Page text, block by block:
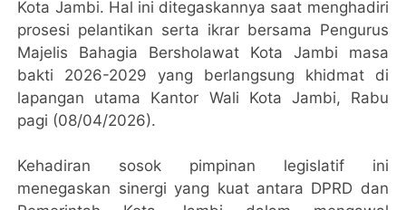
Kota Jambi. Hal ini ditegaskannya saat menghadiri
prosesi pelantikan serta ikrar bersama Pengurus
Majelis Bahagia Bersholawat Kota Jambi masa
bakti 2026-2029 yang berlangsung khidmat di
lapangan utama Kantor Wali Kota Jambi, Rabu
pagi (08/04/2026).
Kehadiran sosok pimpinan legislatif ini
menegaskan sinergi yang kuat antara DPRD dan